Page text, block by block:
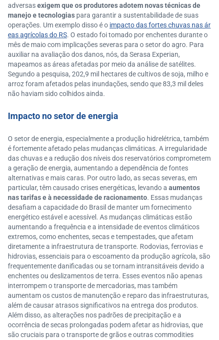
adversasexigem que os produtores adotem novas técnicas de
manejo e tecnologias para garantir a sustentabilidade de suas
operações. Um exemplo disso é o impacto das fortes chuvas nas ár
eas agrícolas do RS. O estado foi tomado por enchentes durante o
mês de maio com implicações severas para o setor do agro. Para
auxiliar na avaliação dos danos, nós, da Serasa Experian,
mapeamos as áreas afetadas por meio da análise de satélites.
Segundo a pesquisa, 202,9 mil hectares de cultivos de soja, milho e
arroz foram afetados pelas inundações, sendo que 83,3 mil deles
não haviam sido colhidos ainda.
Impacto no setor de energia
O setor de energia, especialmente a produção hidrelétrica, também
é fortemente afetado pelas mudanças climáticas. A irregularidade
das chuvas e a redução dos níveis dos reservatórios comprometem
a geração de energia, aumentando a dependência de fontes
alternativas e mais caras. Por outro lado, as secas severas, em
particular, têm causado crises energéticas, levando a aumentos
nas tarifas e à necessidade de racionamento. Essas mudanças
desafiam a capacidade do Brasil de manter um fornecimento
energético estável e acessível. As mudanças climáticas estão
aumentando a frequência e a intensidade de eventos climáticos
extremos, como enchentes, secas e tempestades, que afetam
diretamente a infraestrutura de transporte. Rodovias, ferrovias e
hidrovias, essenciais para o escoamento da produção agrícola, são
frequentemente danificadas ou se tornam intransitáveis devido a
enchentes ou deslizamentos de terra. Esses eventos não apenas
interrompem o transporte de mercadorias, mas também
aumentam os custos de manutenção e reparo das infraestruturas,
além de causar atrasos significativos na entrega dos produtos.
Além disso, as alterações nos padrões de precipitação e a
ocorrência de secas prolongadas podem afetar as hidrovias, que
são cruciais para o transporte de grãos e outras commodities